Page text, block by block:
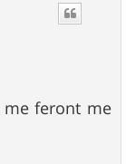
feront me